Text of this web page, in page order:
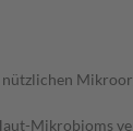
Mikrobioms